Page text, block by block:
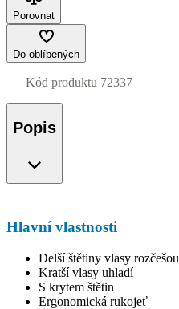
Porovnat
Do oblíbených
Kód produktu 72337
Popis
Hlavní vlastnosti
Delší štětiny vlasy rozčešou
Kratší vlasy uhladí
S krytem štětin
Ergonomická rukojeť